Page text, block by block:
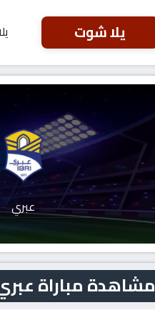
يلا شوت
عبري
مشاهدة مباراة عبري و السيب